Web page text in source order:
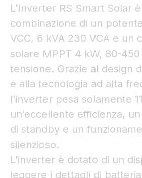
L’Inverter RS Smart Solar
combinazione di un
VCC, 6 kVA 230 VCA e un
solare MPPT 4 kW, 80-450
tensione. Grazie al design
e alla tecnologia ad alta
l’inverter pesa solamente
un’eccellente efficienza,
di standby e un
silenzioso.
L’inverter è dotato di un
leggere i dettagli di